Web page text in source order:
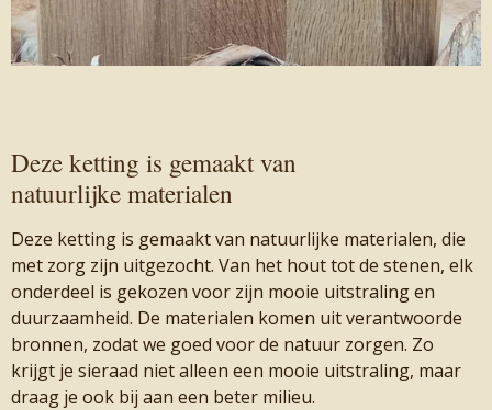
Deze ketting is gemaakt van
natuurlijke materialen
Deze ketting is gemaakt van natuurlijke materialen, die
met zorg zijn uitgezocht. Van het hout tot de stenen, elk
onderdeel is gekozen voor zijn mooie uitstraling en
duurzaamheid. De materialen komen uit verantwoorde
bronnen, zodat we goed voor de natuur zorgen. Zo
krijgt je sieraad niet alleen een mooie uitstraling, maar
draag je ook bij aan een beter milieu.